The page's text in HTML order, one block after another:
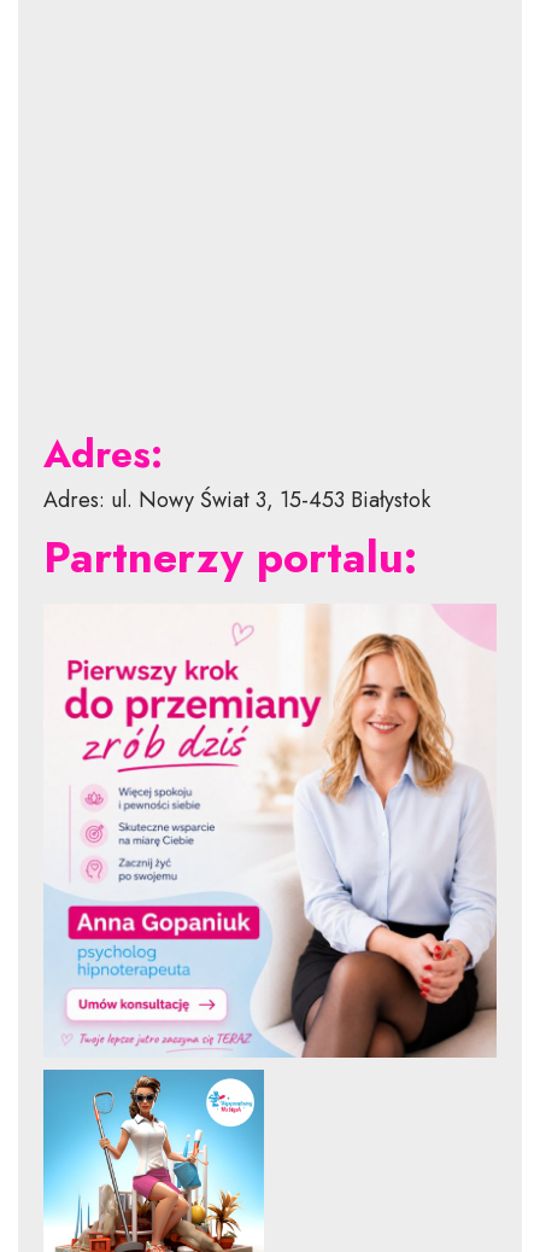
Adres:
Adres: ul. Nowy Świat 3, 15-453 Białystok
Partnerzy portalu: